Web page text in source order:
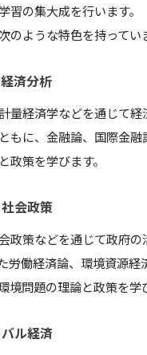
習の集大成を行います。
のような特色を持ってい
済分析
量経済学などを通じて経
もに、金融論、国際金融
政策を学びます。
会政策
政策などを通じて政府
労働経済論、環境資源経
境問題の理論と政策を学
ル経済